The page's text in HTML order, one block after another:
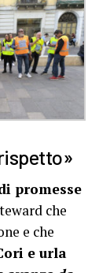
promesse
che
e che
e urla